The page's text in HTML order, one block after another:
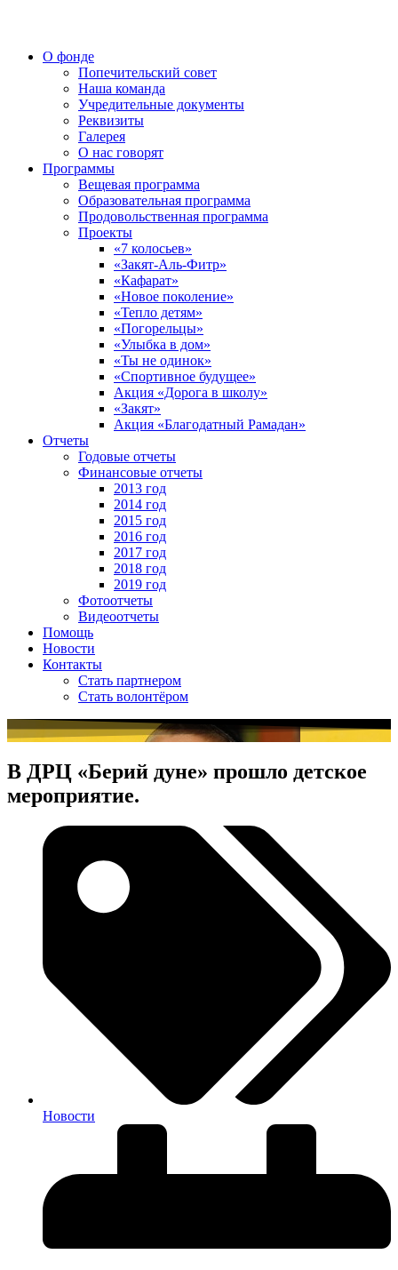
О фонде
Попечительский совет
Наша команда
Учредительные документы
Реквизиты
Галерея
О нас говорят
Программы
Вещевая программа
Образовательная программа
Продовольственная программа
Проекты
«7 колосьев»
«Закят-Аль-Фитр»
«Кафарат»
«Новое поколение»
«Тепло детям»
«Погорельцы»
«Улыбка в дом»
«Ты не одинок»
«Спортивное будущее»
Акция «Дорога в школу»
«Закят»
Акция «Благодатный Рамадан»
Отчеты
Годовые отчеты
Финансовые отчеты
2013 год
2014 год
2015 год
2016 год
2017 год
2018 год
2019 год
Фотоотчеты
Видеоотчеты
Помощь
Новости
Контакты
Стать партнером
Стать волонтёром
В ДРЦ «Берий дуне» прошло детское
мероприятие.
Новости